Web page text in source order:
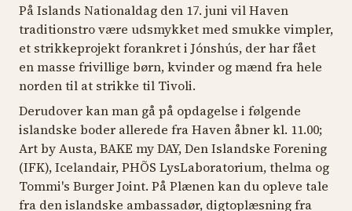
På Islands Nationaldag den 17. juni vil Haven
traditionstro være udsmykket med smukke vimpler,
et strikkeprojekt forankret i Jónshús, der har fået
en masse frivillige børn, kvinder og mænd fra hele
norden til at strikke til Tivoli.
Derudover kan man gå på opdagelse i følgende
islandske boder allerede fra Haven åbner kl. 11.00;
Art by Austa, BAKE my DAY, Den Islandske Forening
(IFK), Icelandair, PHÕS LysLaboratorium, thelma og
Tommi's Burger Joint. På Plænen kan du opleve tale
fra den islandske ambassadør, digtoplæsning fra